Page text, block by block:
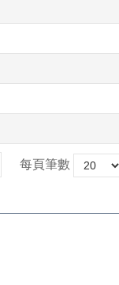
每頁筆數